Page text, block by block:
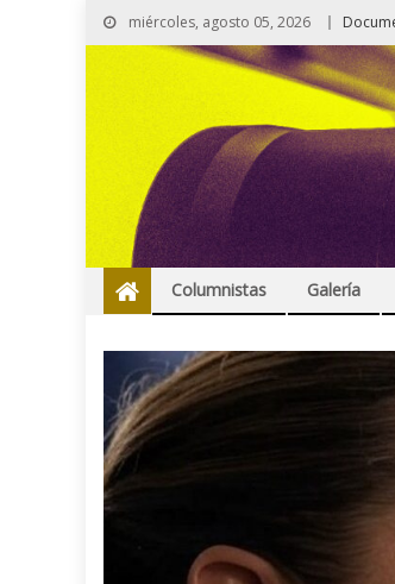
miércoles, agosto 05, 2026
Columnistas Galería